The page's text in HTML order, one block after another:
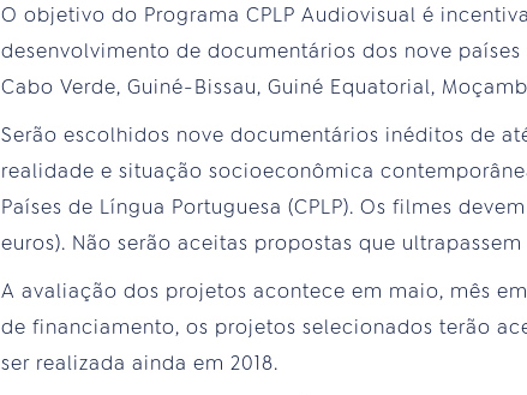
O objetivo do Programa CPLP Audiovisual é
desenvolvimento de documentários dos nove
Cabo Verde, Guiné-Bissau, Guiné Equatorial,
Serão escolhidos nove documentários inéditos de
realidade e situação socioeconômica
Países de Língua Portuguesa (CPLP). Os filmes
euros). Não serão aceitas propostas que
A avaliação dos projetos acontece em maio, mês
de financiamento, os projetos selecionados terão
ser realizada ainda em 2018.